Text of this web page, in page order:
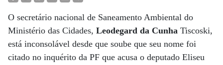
O secretário nacional de Saneamento Ambiental do
Ministério das Cidades, Leodegard da Cunha Tiscoski,
está inconsolável desde que soube que seu nome foi
citado no inquérito da PF que acusa o deputado Eliseu